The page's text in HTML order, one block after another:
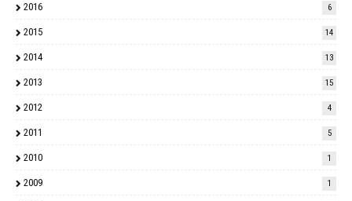
2016 6
2015 14
2014 13
2013 15
2012 4
2011 5
2010 1
2009 1